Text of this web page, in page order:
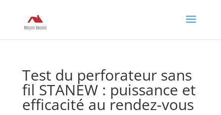
Test du perforateur sans
fil STANEW : puissance et
efficacité au rendez-vous